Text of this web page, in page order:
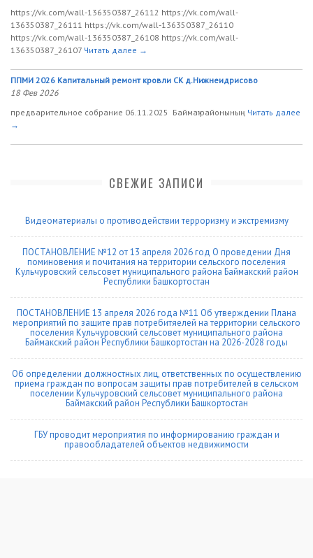
https://vk.com/wall-136350387_26112 https://vk.com/wall-
136350387_26111 https://vk.com/wall-136350387_26110
https://vk.com/wall-136350387_26108 https://vk.com/wall-
136350387_26107 Читать далее →
ППМИ 2026 Капитальный ремонт кровли СК д.Нижнеидрисово
18 Фев 2026
предварительное собрание 06.11.2025 Баймаҡ районының Читать далее
→
СВЕЖИЕ ЗАПИСИ
Видеоматериалы о противодействии терроризму и экстремизму
ПОСТАНОВЛЕНИЕ №12 от 13 апреля 2026 год О проведении Дня
поминовения и почитания на территории сельского поселения
Кульчуровский сельсовет муниципального района Баймакский район
Республики Башкортостан
ПОСТАНОВЛЕНИЕ 13 апреля 2026 года №11 Об утверждении Плана
мероприятий по защите прав потребитяелей на территории сельского
поселения Кульчуровский сельсовет муниципального района
Баймакский район Республики Башкортостан на 2026-2028 годы
Об определении должностных лиц, ответственных по осуществлению
приема граждан по вопросам защиты прав потребителей в сельском
поселении Кульчуровский сельсовет муниципального района
Баймакский район Республики Башкортостан
ГБУ проводит мероприятия по информированию граждан и
правообладателей объектов недвижимости